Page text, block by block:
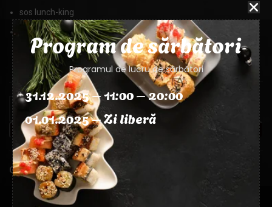
sos lunch-king
sos sriracha
MASA 350g
ADAUGĂ ÎN COȘ
Categorii:Bucate Thai, Soba
Program de sărbători
Programul de lucru de sărbători
31.12.2025 – 11:00 – 20:00
01.01.2025 – Zi liberă